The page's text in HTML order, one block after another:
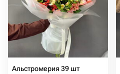
Альстромерия 39 шт